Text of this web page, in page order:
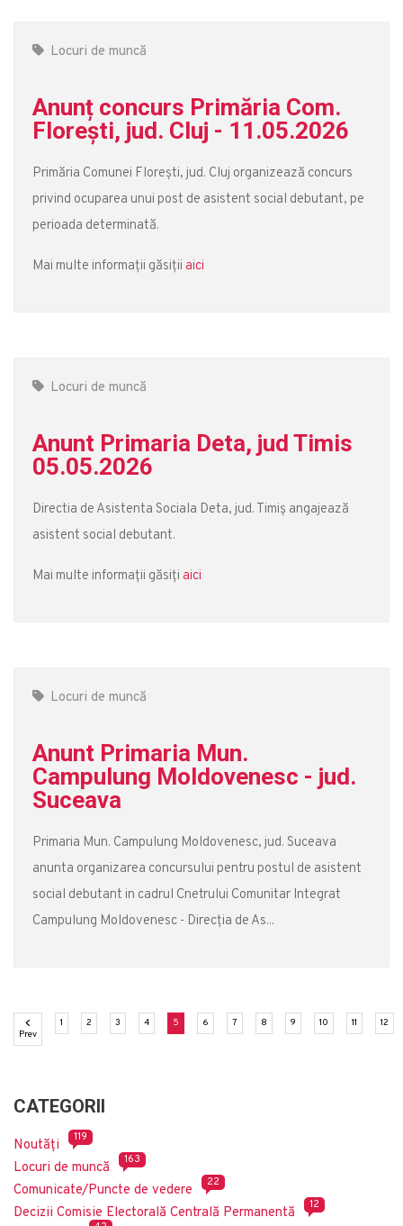
Locuri de muncă
Anunț concurs Primăria Com.
Florești, jud. Cluj - 11.05.2026
Primăria Comunei Florești, jud. Cluj organizează concurs
privind ocuparea unui post de asistent social debutant, pe
perioada determinată.
Mai multe informații găsiții aici
Locuri de muncă
Anunt Primaria Deta, jud Timis
05.05.2026
Directia de Asistenta Sociala Deta, jud. Timiș angajează
asistent social debutant.
Mai multe informații găsiți aici
Locuri de muncă
Anunt Primaria Mun.
Campulung Moldovenesc - jud.
Suceava
Primaria Mun. Campulung Moldovenesc, jud. Suceava
anunta organizarea concursului pentru postul de asistent
social debutant in cadrul Cnetrului Comunitar Integrat
Campulung Moldovenesc - Direcția de As...
PrevPrevious
1 (current)
2 (current)
3 (current)
4(current)
5 (current)
6 (current)
7 (current)
8 (current)
9 (current)
10 (current)
11 (current)
12
CATEGORII
Noutăți 119
Locuri de muncă 163
Comunicate/Puncte de vedere 22
Decizii Comisie Electorală Centrală Permanentă 12